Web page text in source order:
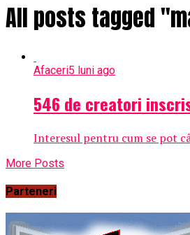
All posts tagged
Afaceri5 luni ago
546 de creatori
Interesul pentru cum se pot
More Posts
Parteneri